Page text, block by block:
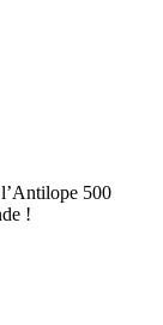
l’Antilope 500
!